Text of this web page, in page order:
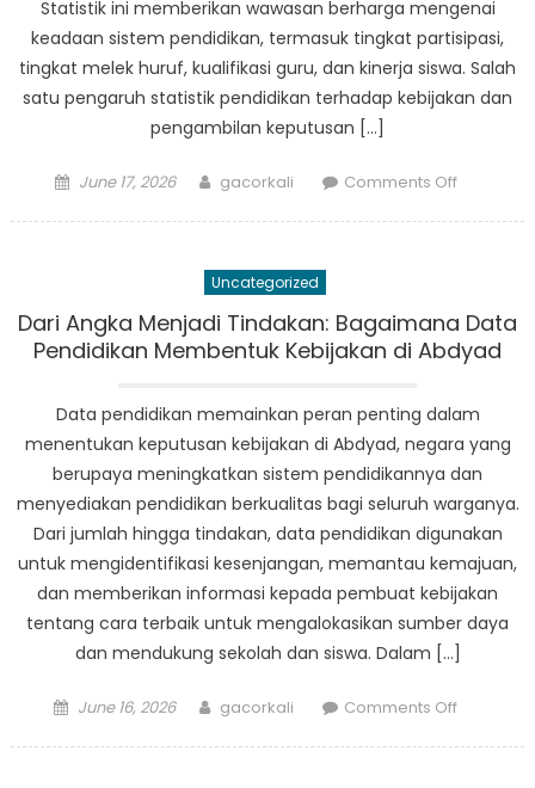
Statistik ini memberikan wawasan berharga mengenai
keadaan sistem pendidikan, termasuk tingkat partisipasi,
tingkat melek huruf, kualifikasi guru, dan kinerja siswa. Salah
satu pengaruh statistik pendidikan terhadap kebijakan dan
pengambilan keputusan […]
Posted
June 17, 2026 Author
gacorkali Comments Offon
kebijakan
dan
di
Abdya
Uncategorized
Dari Angka Menjadi Tindakan: Bagaimana Data
Pendidikan Membentuk Kebijakan di Abdyad
Data pendidikan memainkan peran penting dalam
menentukan keputusan kebijakan di Abdyad, negara yang
berupaya meningkatkan sistem pendidikannya dan
menyediakan pendidikan berkualitas bagi seluruh warganya.
Dari jumlah hingga tindakan, data pendidikan digunakan
untuk mengidentifikasi kesenjangan, memantau kemajuan,
dan memberikan informasi kepada pembuat kebijakan
tentang cara terbaik untuk mengalokasikan sumber daya
dan mendukung sekolah dan siswa. Dalam […]
Posted
June 16, 2026 Author
gacorkali Comments Offon